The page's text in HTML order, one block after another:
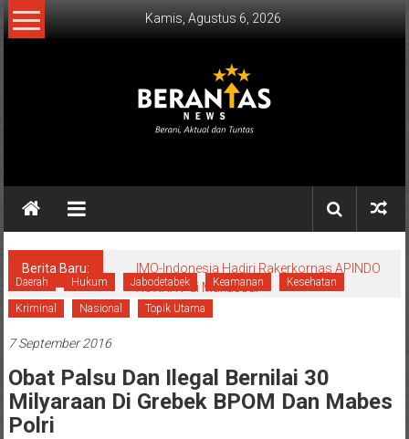
Lompat
ke
Kamis, Agustus 6, 2026
NEWS
Aktual
Tuntas.
Berita Baru:
IMO-Indonesia Hadiri Rakerkornas APINDO
Ke XXXV di Makassar
Daerah Hukum Jabodetabek Keamanan Kesehatan
Kriminal Nasional Topik Utama
7 September 2016
Obat Palsu Dan Ilegal Bernilai 30
Milyaraan Di Grebek BPOM Dan Mabes
Polri